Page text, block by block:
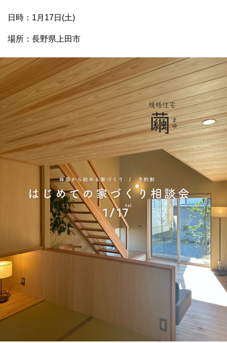
日時：1月17日(土)
場所：長野県上田市